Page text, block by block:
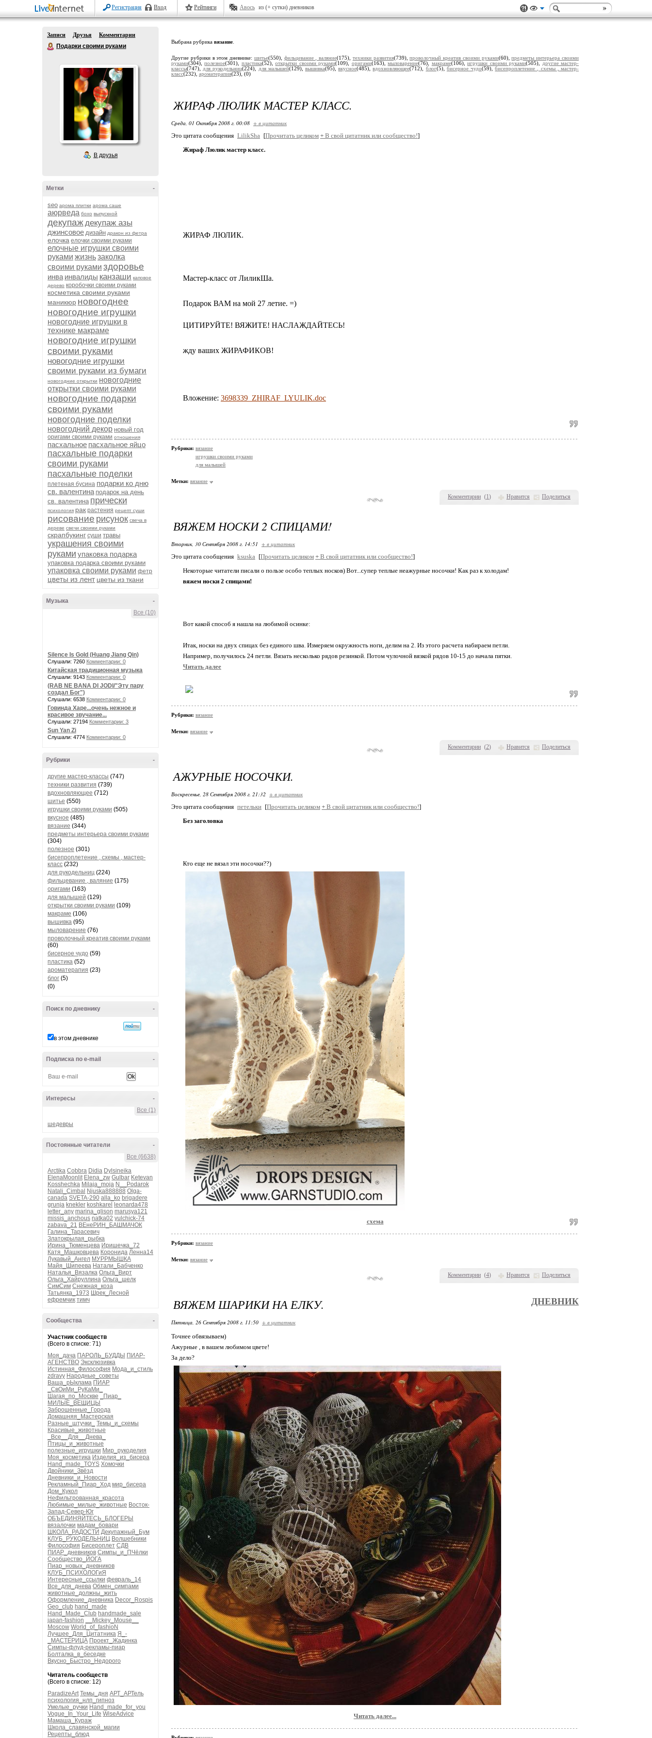
Регистрация Вход Рейтинги Авось из (+ сутки) дневников
Записи Друзья
Комментарии
Подарки своими руками
В друзья
-
Метки
seo арома плитки арома саше
аюрведа бохо выпускной
декупаждекупаж азы
джинсовое дизайн дракон из фетра
елочка елочки своими руками
елочные игрушки своими
руками жизньзаколка
своими руками здоровье
инва инвалиды канзаши каповое
дерево коробочки своими руками
косметика своими руками
маникюр новогоднее
новогодние игрушки
новогодние игрушки в
технике макраме
новогодние игрушки
своими руками
новогодние игрушки
своими руками из бумаги
новогодние открытки новогодние
открытки своими руками
новогодние подарки
своими руками
новогодние поделки
новогодний декор новый год
оригами своими руками отношения
пасхальное пасхальное яйцо
пасхальные подарки
своими руками
пасхальные поделки
плетеная бусина подарки ко дню
св. валентина подарок на день
св. валентина прически
психология рак растения рецепт суши
рисование рисунок свеча в
дереве свечи своими руками
скрапбукинг суши травы
украшения своими
руками упаковка подарка
упаковка подарка своими руками
упаковка своими руками фетр
цветы из лент цветы из ткани
-
Музыка
Все (10)
Silence Is Gold (Huang Jiang Qin)
Слушали: 7260 Комментарии: 0
Китайская традиционная музыка
Слушали: 9143 Комментарии: 0
(RAB NE BANA DI JODI/"Эту пару
создал Бог")
Слушали: 6538 Комментарии: 0
Говинда Харе...очень нежное и
красивое звучание...
Слушали: 27194 Комментарии: 3
Sun Yan Zi
Слушали: 4774 Комментарии: 0
-
Рубрики
другие мастер-классы (747)
техники развития (739)
вдохновляющее (712)
шитье (550)
игрушки своими руками (505)
вкусное (485)
вязание (344)
предметы интерьера своими руками
(304)
полезное (301)
бисепроплетение , схемы , мастер-
класс (232)
для рукодельниц (224)
фильцевание , валяние (175)
оригами (163)
для малышей (129)
открытки своими руками (109)
макраме (106)
вышивка (95)
мыловарение (76)
проволочный креатив своими руками
(60)
бисерное чудо (59)
пластика (52)
ароматерапия (23)
блог (5)
(0)
-
Поиск по дневнику
в этом дневнике
-
Подписка по e-mail
-
Интересы
Все (1)
шедевры
-
Постоянные читатели
Все (6638)
Arctika Cobbra Didia Dylsineika
ElenaMoonlit Elena_zw Gulbar Ketevan
Kosshechka Milaja_moja N__Podarok
Natali_Cimbal Njuska888888 Olga-
canada SVETA-290 alla_ko brigadere
grunja knekler koshkarel
leonarda478
letter_any marina_glison marusya121
missis_anchous natka02 yulchick-74
zabava_21 ВЕнеРИН_БАШМАЧОК
Галина_Тарасевич
Златокрылая_рыбка
Ирина_Тюменцева Иришечка_72
Катя_Машковцева Коронида Ленна14
Лукавый_Ангел МУРРМЫШКА
Майя_Шипеева Натали_Бабченко
Наталья_Вязалка Ольга_Вирт
Ольга_Хайруллина Ольга_шелк
СимСим Снежная_коза
Татьянка_1973 Шрек_Лесной
ефремчик тимч
-
Сообщества
Участник сообществ
(Всего в списке: 71)
Моя_дача ПАРОЛЬ_БУДДЫ ПИАР-
АГЕНСТВО Эксклюзивка
Истинная_Философия Мода_и_стиль
zdravy Народные_советы
Ваша_рЫклама ПИАР
_СвОиМи_РуКаМи_
Шагая_по_Москве
_Пиар_
МИЛЫЕ_ВЕЩИЦЫ
Заброшенные_Города
Домашняя_Мастерская
Разные_штучки_
Темы_и_схемы
Красивые_животные
_Все__Для__Днева_
Птицы_и_животные
полезные_игрушки Мир_рукоделия
Моя_косметика Изделия_из_бисера
Hand_made_TOYS Хомочки
Двойники_Звёзд
Дневники_и_Новости
Рекламный_Пиар_Ход мир_бисера
Дом_Кукол
Нефильтрованная_красота
Любимые_милые_животные Восток-
Запад-Север-Юг
ОБЪЕДИНЯЙТЕСЬ_БЛОГЕРЫ
вязалочки мадам_бовари
ШКОЛА_РАДОСТИ Декупажный_Бум
КЛУБ_РУКОДЕЛЬНИЦ Волшебники
Философия Бисероплет СДВ
ПИАР_дневников Симпы_и_ПЧёлки
Сообщество_ЙОГА
Пиар_новых_дневников
КЛУБ_ПСИХОЛОГиЯ
Интересные_ссылки февраль_14
Все_для_днева Обмен_симпами
животные_должны_жить
Оформление_дневника Decor_Rospis
Geo_club hand_made
Hand_Made_Club handmade_sale
japan-fashion
__Mickey_Mouse__
Moscow World_of_fashioN
Лучшее_Для_Цитатника Я_-
_МАСТЕРИЦА Проект_Жадинка
Симпы-флуд-рекламы-пиар
Болталка_в_беседке
Вкусно_Быстро_Недорого
Читатель сообществ
(Всего в списке: 12)
ParadizeArt Темы_дня АРТ_АРТель
психология_нлп_гипноз
Умелые_ручки Hand_made_for_you
Vogue_In_Your_Life WiseAdvice
Мамаша_Кураж
Школа_славянской_магии
Рецепты_блюд
Выбрана рубрика вязание
Другие рубрики в этом дневнике: шитье(550), фильцевание , валяние(175), техники развития(739),проволочный креатив своими руками(60),предметы интерьера своими
руками(304),полезное(301), пластика(52),открытки своими руками(109), оригами(163),мыловарение(76), макраме(106),игрушки своими руками(505),
другие мастер-
классы(747), для рукодельниц(224), для малышей(129),вышивка(95),вкусное(485),вдохновляющее(712), блог(5), бисерное чудо(59),бисепроплетение , схемы , мастер-
класс(232), ароматерапия(23), (0)
Комментарии (1) Нравится Поделиться
ЖИРАФ ЛЮЛИК МАСТЕР КЛАСС.
Среда, 01 Октября 2008 г. 00:08 + в цитатник
Это цитата сообщения LilikSha [Прочитать целиком + В свой цитатник или сообщество!]
Жираф Люлик мастер класс.
ЖИРАФ ЛЮЛИК.
Мастер-класс от ЛиликШа.
Подарок ВАМ на мой 27 летие. =)
ЦИТИРУЙТЕ! ВЯЖИТЕ! НАСЛАЖДАЙТЕСЬ!
жду ваших ЖИРАФИКОВ!
Вложение: 3698339_ZHIRAF_LYULIK.doc
Рубрики: вязание
игрушки своими руками
для малышей
Метки: вязание
Комментарии (2) Нравится Поделиться
ВЯЖЕМ НОСКИ 2 СПИЦАМИ!
Вторник, 30 Сентября 2008 г. 14:51 + в цитатник
Это цитата сообщения ksuska [Прочитать целиком + В свой цитатник или сообщество!]
Некоторые читатели писали о пользе особо теплых носков) Вот...супер теплые неажурные носочки! Как раз к холодам!
вяжем носки 2 спицами!
Вот какой способ я нашла на любимой осинке:
Итак, носки на двух спицах без единого шва. Измеряем окружность ноги, делим на 2. Из этого расчета набираем петли.
Например, получилось 24 петли. Вязать несколько рядов резинкой. Потом чулочной вязкой рядов 10-15 до начала пятки.
Читать далее
Рубрики: вязание
Метки: вязание
Комментарии (4) Нравится Поделиться
АЖУРНЫЕ НОСОЧКИ.
Воскресенье, 28 Сентября 2008 г. 21:32 + в цитатник
Это цитата сообщения петельки [Прочитать целиком + В свой цитатник или сообщество!]
Без заголовка
Кто еще не вязал эти носочки??)
схема
Рубрики: вязание
Метки: вязание
ВЯЖЕМ ШАРИКИ НА ЕЛКУ. ДНЕВНИК
Пятница, 26 Сентября 2008 г. 11:50 + в цитатник
Точнее обвязываем)
Ажурные , в вашем любимом цвете!
За дело?
Читать далее...